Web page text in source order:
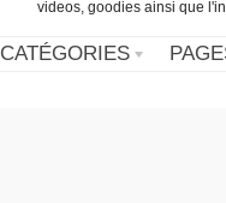
videos, goodies ainsi que
CATÉGORIES